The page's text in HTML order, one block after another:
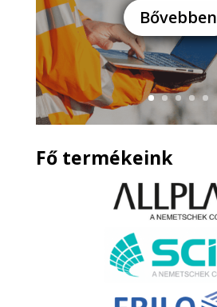
Bővebben
Fő termékeink